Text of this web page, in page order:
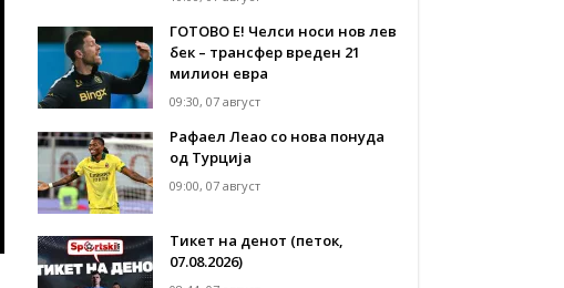
ГОТОВО Е! Челси носи нов лев
бек – трансфер вреден 21
милион евра
09:30, 07 август
Рафаел Леао со нова понуда
од Турција
09:00, 07 август
Тикет на денот (петок,
07.08.2026)